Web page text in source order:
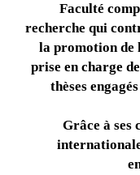
Faculté
recherche qui
la promotion de
prise en charge
thèses
Grâce à ses